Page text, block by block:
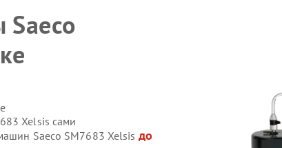
Xelsis сами
Saeco SM7683 Xelsis до